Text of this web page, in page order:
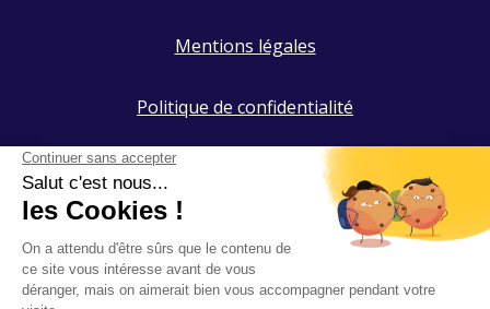
Mentions légales
Politique de confidentialité